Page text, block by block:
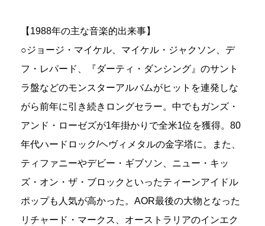
【1988年の主な音楽的出来事】
○ジョージ・マイケル、マイケル・ジャクソン、デ
フ・レパード、『ダーティ・ダンシング』のサント
ラ盤などのモンスターアルバムがヒットを連発しな
がら前年に引き続きロングセラー。中でもガンズ・
アンド・ローゼズが1年掛かりで全米1位を獲得。80
年代ハードロック/ヘヴィメタルの金字塔に。また、
ティファニーやデビー・ギブソン、ニュー・キッ
ズ・オン・ザ・ブロックといったティーンアイドル
ポップも人気が高かった。AOR最後の大物となった
リチャード・マークス、オーストラリアのインエク